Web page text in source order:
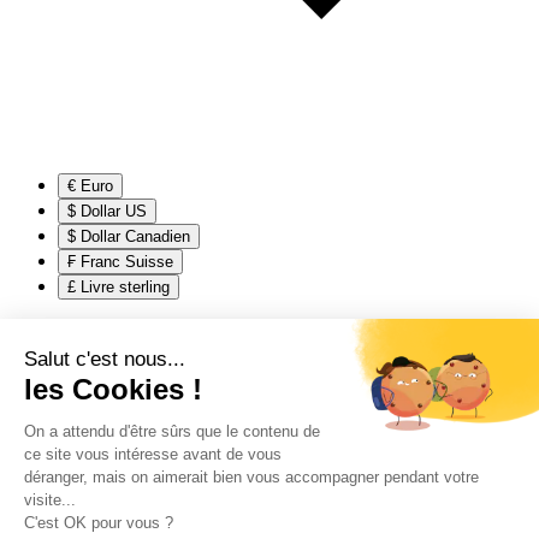
€ Euro
$ Dollar US
$ Dollar Canadien
₣ Franc Suisse
£ Livre sterling